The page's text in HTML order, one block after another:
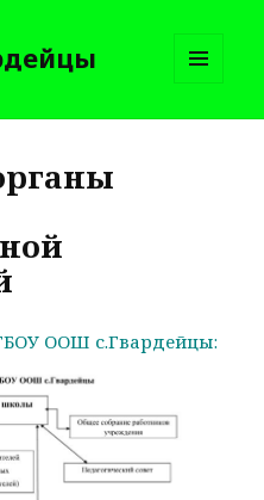
И
ООШ с.Гвардейцы: